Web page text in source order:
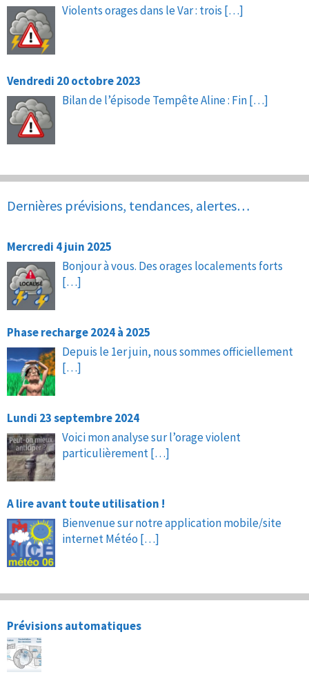
Violents orages dans le Var : trois […]
Vendredi 20 octobre 2023
Bilan de l’épisode Tempête Aline : Fin[…]
Dernières prévisions, tendances, alertes…
Mercredi 4 juin 2025
Bonjour à vous. Des orages localements forts
[…]
Phase recharge 2024 à 2025
Depuis le 1er juin, nous sommes officiellement
[…]
Lundi 23 septembre 2024
Voici mon analyse sur l’orage violent
particulièrement[…]
A lire avant toute utilisation !
Bienvenue sur notre application mobile/site
internet Météo […]
Prévisions automatiques